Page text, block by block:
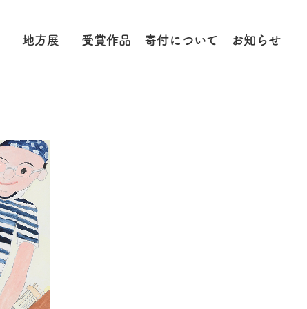
地方展 受賞作品 寄付に ついて お知らせ